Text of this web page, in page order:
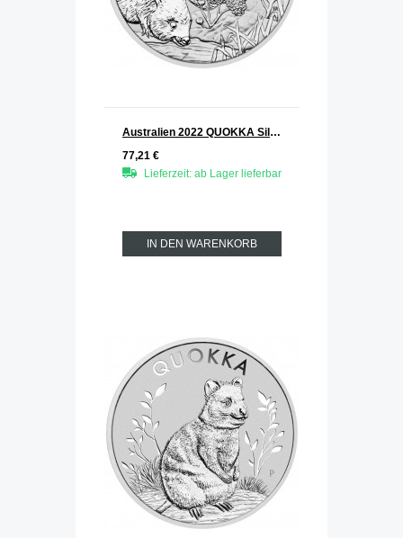
Australien 2022 QUOKKA Silber 1 oz
77,21 €
Lieferzeit: ab Lager lieferbar
IN DEN WARENKORB